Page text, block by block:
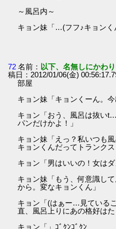
～風呂内～
キョン妹「…(フフ♪キョンく
72 名前： 以下、名無しにかわ
稿日：2012/01/06(金)
部屋
キョン妹「キョンくーん。今
キョン「おう、風呂は抜い
パンだけかよ！」
キョン妹「えっ？私いつも
キョンくんだってトランク
キョン「男はいいの！女はダ
キョン妹「もう、何意識し
から。変なキョンくん」
キョン「(はぁー…見ている
直、風呂上りにあの格好は
キョン「」ｺﾞｸﾝｺﾞｸﾝ